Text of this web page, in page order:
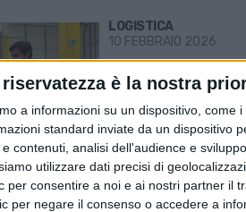
è la nostra
a informazioni su un dispositivo, come
standard inviate da un dispositivo
contenuti, analisi dell'audience e
utilizzare dati precisi di
per consentire a noi e ai nostri partner il
per negare il consenso o accedere a
Nei magazzini
ispezioni di
della Privacy e
Ispettorato del
LOGISTICA
10 FEBBRAIO 2026
LOGISTICA
9 FEBBRAIO 2026